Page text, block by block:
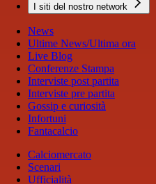
I siti del nostro network
News
Ultime News/Ultima ora
Live Blog
Conferenze Stampa
Interviste post partita
Interviste pre partita
Gossip e curiosità
Infortuni
Fantacalcio
Calciomercato
Scenari
Ufficialità